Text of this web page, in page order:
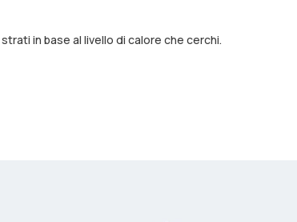
in base al livello di calore che cerchi.